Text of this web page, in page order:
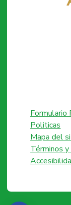
Formulario
Politicas
Mapa del
Términos y